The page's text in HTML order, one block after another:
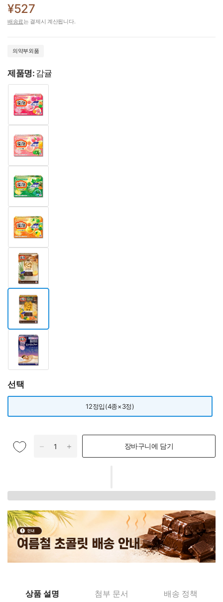
¥527
배송료는 결제시 계산됩니다.
의약부외품
제품명: 감귤
선택
12정입(4종×3정)
장바구니에 담기
상품 설명 첨부 문서 배송 정책